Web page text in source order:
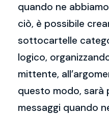
quando ne
ciò, è possibile
sottocartelle
logico,
mittente,
questo modo, sarà
messaggi quando